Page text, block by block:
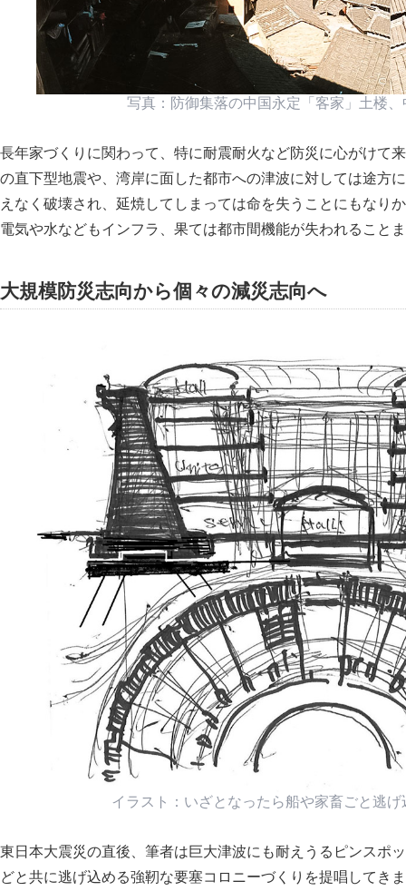
写真：防御集落の中国永定 客家 土楼
長年家づくりに関わって、特に耐震耐火など防災に心がけて
の直下型地震や、湾岸に面した都市への津波に対しては途方
えなく破壊され、延焼してしまっては命を失うことにもなり
電気や水などもインフラ、果ては都市間機能が失われること
大規模防災志向から個々の減災志向へ
イラスト：いざとなったら船や家畜ごと逃
東日本大震災の直後、筆者は巨大津波にも耐えうるピンスポ
どと共に逃げ込める強靭な要塞コロニーづくりを提唱してき